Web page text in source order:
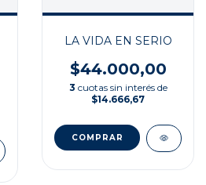
LA VIDA EN SERIO
$44.000,00
3 cuotas sin interés de
$14.666,67